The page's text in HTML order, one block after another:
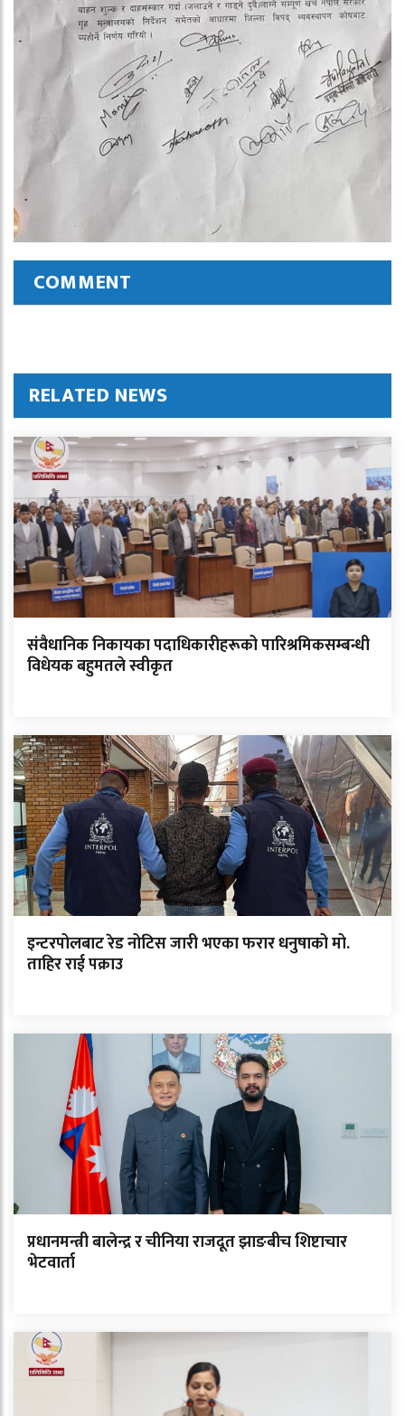
COMMENT
RELATED NEWS
संवैधानिक निकायका पदाधिकारीहरूको पारिश्रमिकसम्बन्धी
विधेयक बहुमतले स्वीकृत
इन्टरपोलबाट रेड नोटिस जारी भएका फरार धनुषाको मो.
ताहिर राई पक्राउ
प्रधानमन्त्री बालेन्द्र र चीनिया राजदूत झाङबीच शिष्टाचार
भेटवार्ता